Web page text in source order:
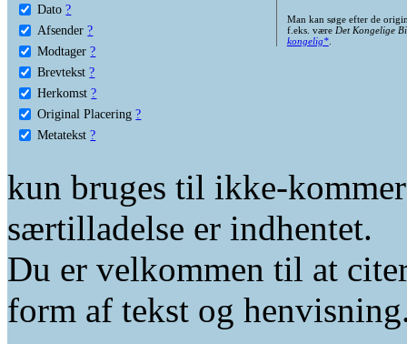
Dato ?
Afsender ?
Modtager ?
Brevtekst ?
Herkomst ?
Original Placering ?
Metatekst ?
Man kan søge efter de
f.eks. være Det Kongelige
kongelig*.
kun bruges til ikke-
særtilladelse er indhentet.
Du er velkommen til at
form af tekst og